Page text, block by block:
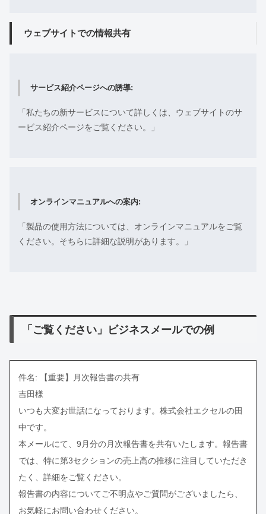
ウェブサイトでの情報共有
サービス紹介ページへの誘導:
「私たちの新サービスについて詳しくは、ウェブサイトのサ
ービス紹介ページをご覧ください。」
オンラインマニュアルへの案内:
「製品の使用方法については、オンラインマニュアルをご覧
ください。そちらに詳細な説明があります。」
「ご覧ください」ビジネスメールでの例
件名: 【重要】月次報告書の共有
吉田様
いつも大変お世話になっております。株式会社エクセルの田
中です。
本メールにて、9月分の月次報告書を共有いたします。報告書
では、特に第3セクションの売上高の推移に注目していただき
たく、詳細をご覧ください。
報告書の内容についてご不明点やご質問がございましたら、
お気軽にお問い合わせください。